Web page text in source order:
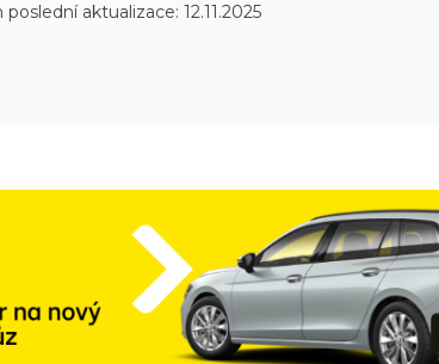
aktualizace: 12.11.2025